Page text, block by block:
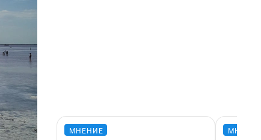
МНЕНИЕ